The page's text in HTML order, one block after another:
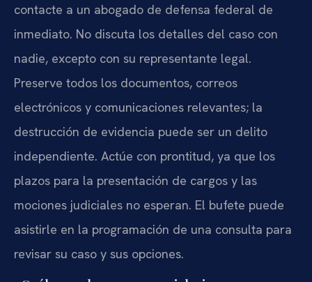
contacte a un abogado de defensa federal de
inmediato. No discuta los detalles del caso con
nadie, excepto con su representante legal.
Preserve todos los documentos, correos
electrónicos y comunicaciones relevantes; la
destrucción de evidencia puede ser un delito
independiente. Actúe con prontitud, ya que los
plazos para la presentación de cargos y las
mociones judiciales no esperan. El bufete puede
asistirle en la programación de una consulta para
revisar su caso y sus opciones.